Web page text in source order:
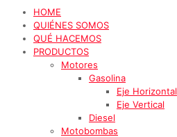
HOME
QUIÉNES SOMOS
QUÉ HACEMOS
PRODUCTOS
Motores
Gasolina
Eje Horizontal
Eje Vertical
Diesel
Motobombas